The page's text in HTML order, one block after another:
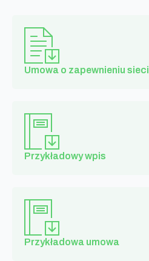
Umowa o zapewnieniu sieci
Przykładowy wpis
Przykładowa umowa